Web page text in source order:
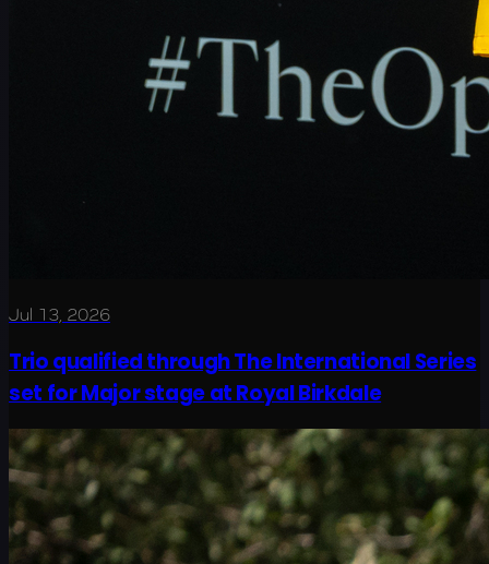
Jul 13, 2026
Trio qualified through The International Series
set for Major stage at Royal Birkdale